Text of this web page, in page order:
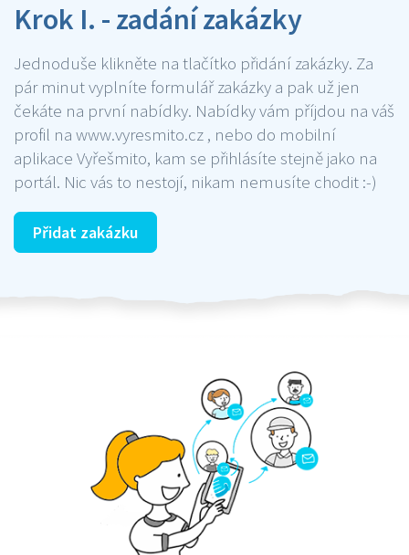
Krok I. - zadání zakázky
Jednoduše klikněte na tlačítko přidání zakázky. Za
pár minut vyplníte formulář zakázky a pak už jen
čekáte na první nabídky. Nabídky vám příjdou na váš
profil na www.vyresmito.cz , nebo do mobilní
aplikace Vyřešmito, kam se přihlásíte stejně jako na
portál. Nic vás to nestojí, nikam nemusíte chodit :-)
Přidat zakázku